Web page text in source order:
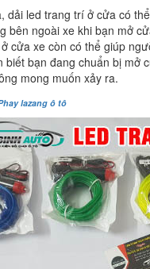
dải led trang trí ở cửa có
bên ngoài xe khi bạn mở
cửa xe còn có thể giúp
biết bạn đang chuẩn bị mở
mong muốn xảy ra.
lazang ô tô